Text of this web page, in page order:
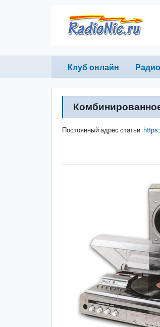
Primary links
Клуб онлайн
Постоянный адрес статьи: